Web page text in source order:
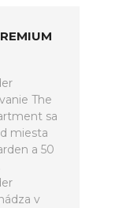
The
sa
miesta
a 50
v